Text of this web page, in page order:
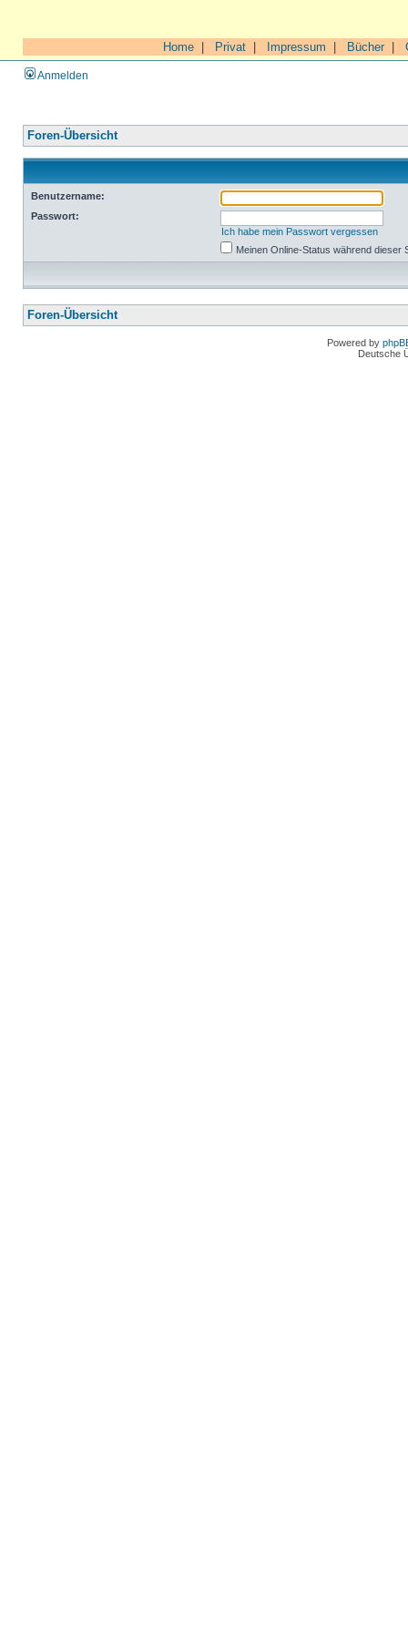
Home Privat Impressum Bücher|
Anmelden
Foren-Übersicht
Benutzername:
Passwort:
Ich habe mein Passwort vergessen
Meinen Online-Status während dieser
Foren-Übersicht
Powered by
Deutsche